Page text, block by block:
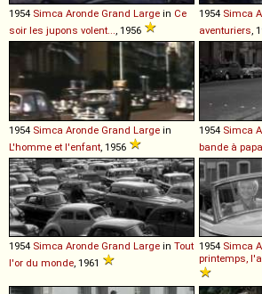
1954 Simca Aronde Grand Large in Ce
soir les jupons volent...
, 1956
1954 Simca
aventuriers ,
1954 Simca Aronde Grand Large in
L'homme et l'enfant , 1956
1954 Simca
bande à papa
1954 Simca Aronde Grand Large in Tout
l'or du monde, 1961
1954 Simca
printemps,